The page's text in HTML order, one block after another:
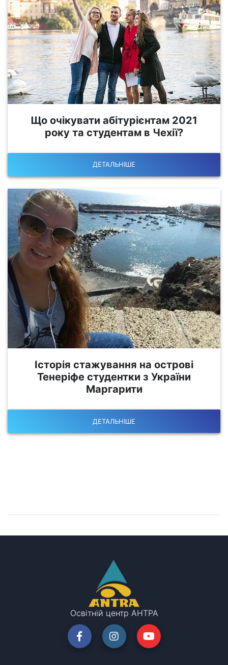
Що очікувати абітурієнтам 2021
року та студентам в Чехії?
ДЕТАЛЬНІШЕ
Історія стажування на острові
Тенеріфе студентки з України
Маргарити
ДЕТАЛЬНІШЕ
Освітній центр АНТРА